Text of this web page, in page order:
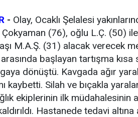
- Olay, Ocaklı Şelalesi
(76), oğlu L.Ç. (50)
M.A.Ş. (31) alacak verecek
başlayan tartışma
dönüştü. Kavgada ağır
kaybetti. Silah ve bıçakla
ekiplerinin ilk müdahalesinin
Hastanede tedavi altına